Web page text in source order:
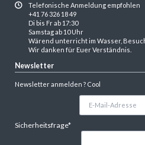
Telefonische Anmeldung empfohlen
+41 76 326 18 49
Di bis Fr ab 17:30
Samstag ab 10 Uhr
Wärend unterricht im Wasser,
Wir danken für Euer Verständnis.
Newsletter
Newsletter anmelden ? Cool
Adresse
Pflichtfeld
Sicherheitsfrage*